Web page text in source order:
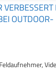
OUTDOOR-